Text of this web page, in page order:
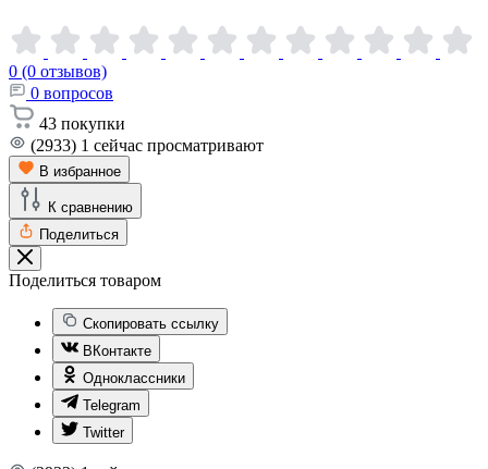
0 (0 отзывов)
0 вопросов
43 покупки
(2933) 1 сейчас просматривают
В избранное
К сравнению
Поделиться
Поделиться товаром
Скопировать ссылку
ВКонтакте
Одноклассники
Telegram
Twitter